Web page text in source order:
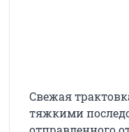
Свежая
тяжкими